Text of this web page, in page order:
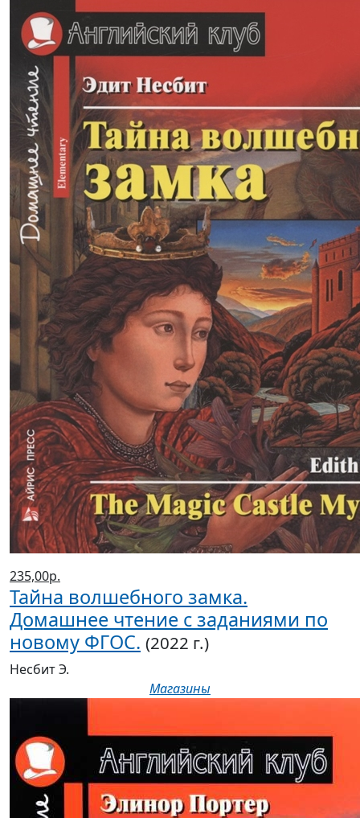
235,00р.
Тайна волшебного замка.
Домашнее чтение с заданиями по
новому ФГОС. (2022 г.)
Несбит Э.
Магазины